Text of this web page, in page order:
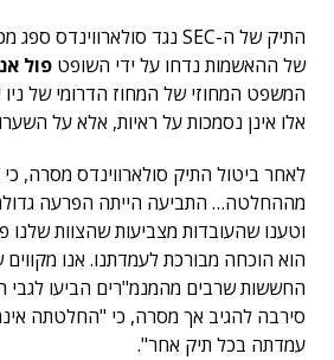
של ההאשמות נדחו על ידי השופט פול
המשפט המחוזי של המחוז הדרומי של
אלו אינן נסמכות על ראיות, אלא על
לאחר ביטול התיק סולארווינדס מסרה,
מההחלטה… התביעה הייתה הפרעה
וטענו שהעובדות מצביעות שהצוות שלנו
הוא הוכחה מבורכת לעמדתנו. אנו
סירבה להגיב אך מסרה, כי "החלטתה
עמדתה בכל תיק אחר".